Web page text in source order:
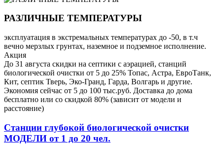
РАЗЛИЧНЫЕ ТЕМПЕРАТУРЫ
эксплуатация в экстремальных температурах до -50, в т.ч
вечно мерзлых грунтах, наземное и подземное исполнение.
Акция
До 31 августа скидки на септики с аэрацией, станций
биологической очистки от 5 до 25% Топас, Астра, ЕвроТанк,
Кит, септик Тверь, Эко-Гранд, Гарда, Волгарь и другие.
Экономия сейчас от 5 до 100 тыс.руб. Доставка до дома
бесплатно или со скидкой 80% (зависит от модели и
расстояние)
Станции глубокой биологической очистки
МОДЕЛИ от 1 до 20 чел.